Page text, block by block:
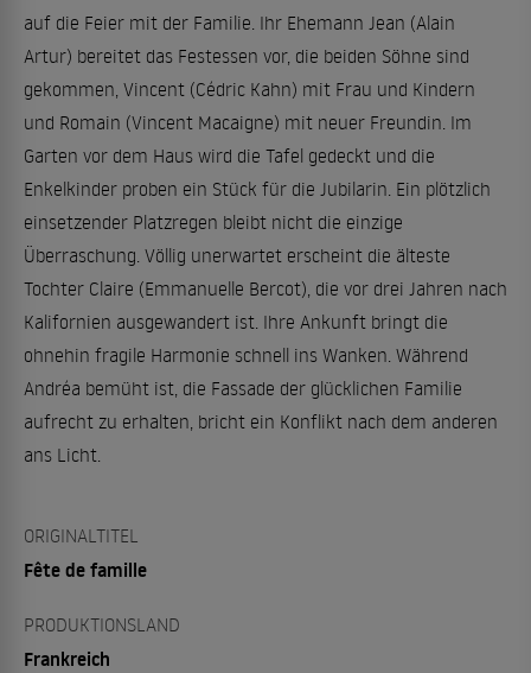
auf die Feier mit der Familie. Ihr Ehemann Jean (Alain
Artur) bereitet das Festessen vor, die beiden Söhne sind
gekommen, Vincent (Cédric Kahn) mit Frau und Kindern
und Romain (Vincent Macaigne) mit neuer Freundin. Im
Garten vor dem Haus wird die Tafel gedeckt und die
Enkelkinder proben ein Stück für die Jubilarin. Ein plötzlich
einsetzender Platzregen bleibt nicht die einzige
Überraschung. Völlig unerwartet erscheint die älteste
Tochter Claire (Emmanuelle Bercot), die vor drei Jahren nach
Kalifornien ausgewandert ist. Ihre Ankunft bringt die
ohnehin fragile Harmonie schnell ins Wanken. Während
Andréa bemüht ist, die Fassade der glücklichen Familie
aufrecht zu erhalten, bricht ein Konflikt nach dem anderen
ans Licht.
ORIGINALTITEL
Fête de famille
PRODUKTIONSLAND
Frankreich